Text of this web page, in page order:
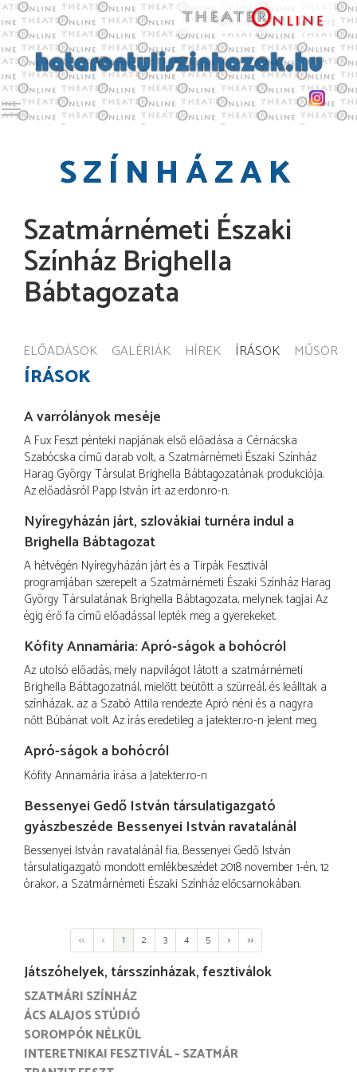
Toggle main menu visibility
SZÍNHÁZAK
Szatmárnémeti Északi
Színház Brighella
Bábtagozata
ELŐADÁSOK GALÉRIÁK HÍREK ÍRÁSOK MŰSOR
ÍRÁSOK
A varrólányok meséje
A Fux Feszt pénteki napjának első előadása a Cérnácska
Szabócska című darab volt, a Szatmárnémeti Északi Színház
Harag György Társulat Brighella Bábtagozatának produkciója.
Az előadásról Papp István írt az erdon.ro-n.
Nyíregyházán járt, szlovákiai turnéra indul a
Brighella Bábtagozat
A hétvégén Nyíregyházán járt és a Tirpák Fesztivál
programjában szerepelt a Szatmárnémeti Északi Színház Harag
György Társulatának Brighella Bábtagozata, melynek tagjai Az
égig érő fa című előadással lepték meg a gyerekeket.
Kófity Annamária: Apró-ságok a bohócról
Az utolsó előadás, mely napvilágot látott a szatmárnémeti
Brighella Bábtagozatnál, mielőtt beütött a szürreál, és leálltak a
színházak, az a Szabó Attila rendezte Apró néni és a nagyra
nőtt Búbánat volt. Az írás eredetileg a jatekter.ro-n jelent meg.
Apró-ságok a bohócról
Kófity Annamária írása a Jatekter.ro-n
Bessenyei Gedő István társulatigazgató
gyászbeszéde Bessenyei István ravatalánál
Bessenyei István ravatalánál fia, Bessenyei Gedő István
társulatigazgató mondott emlékbeszédet 2018 november 1-én, 12
órakor, a Szatmárnémeti Északi Színház előcsarnokában.
<< < 1 2 3 4 5 > >>
Játszóhelyek, társszínházak, fesztiválok
SZATMÁRI SZÍNHÁZ
ÁCS ALAJOS STÚDIÓ
SOROMPÓK NÉLKÜL
INTERETNIKAI FESZTIVÁL – SZATMÁR